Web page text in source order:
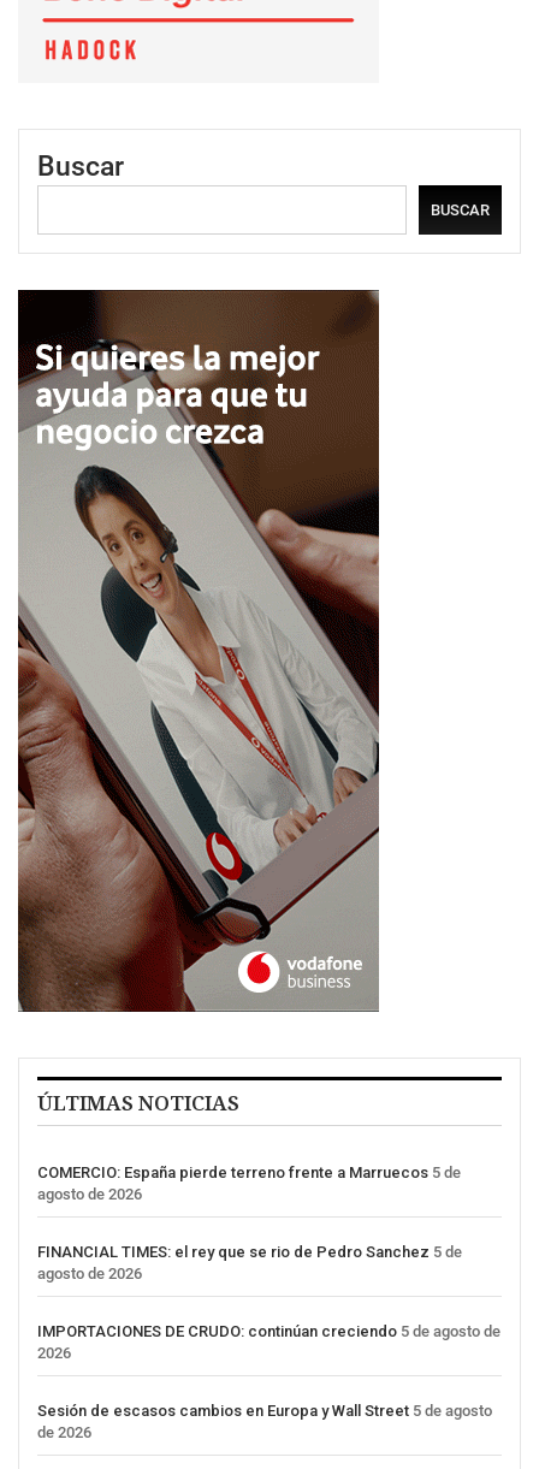
Buscar
BUSCAR
ÚLTIMAS NOTICIAS
COMERCIO: España pierde terreno frente a Marruecos 5 de
agosto de 2026
FINANCIAL TIMES: el rey que se rio de Pedro Sanchez 5 de
agosto de 2026
IMPORTACIONES DE CRUDO: continúan creciendo 5 de agosto de
2026
Sesión de escasos cambios en Europa y Wall Street 5 de agosto
de 2026